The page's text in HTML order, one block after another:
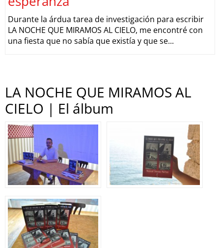
Durante la árdua tarea de investigación para escribir
LA NOCHE QUE MIRAMOS AL CIELO, me encontré con
una fiesta que no sabía que existía y que se...
LA NOCHE QUE MIRAMOS AL
CIELO | El álbum